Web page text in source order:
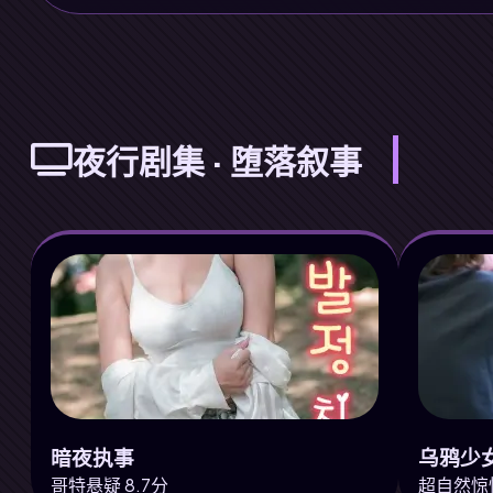
夜行剧集 · 堕落叙事
暗夜执事
哥特悬疑 8.7分
乌鸦少
超自然惊